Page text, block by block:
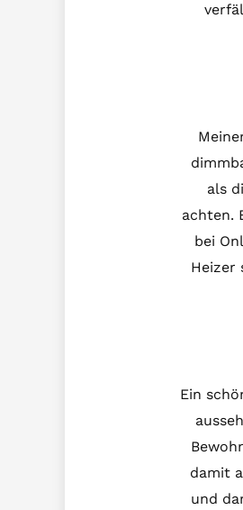
als
achten.
bei
Heizer
Ein
damit
und